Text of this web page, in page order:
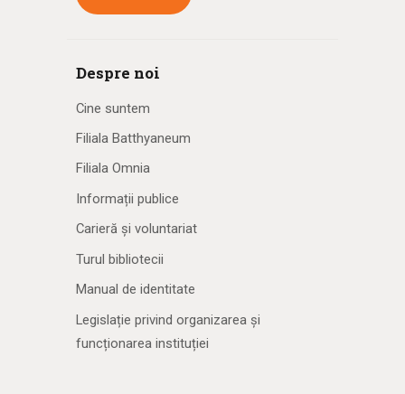
Despre noi
Cine suntem
Filiala Batthyaneum
Filiala Omnia
Informații publice
Carieră și voluntariat
Turul bibliotecii
Manual de identitate
Legislație privind organizarea și
funcționarea instituției